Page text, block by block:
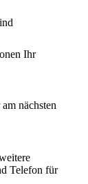
Ihr
nächsten
Telefon für